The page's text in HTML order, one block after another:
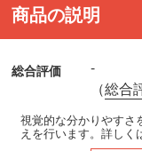
商品の説明
総合評価
-
（総合
視覚的な分かりやすさ
えを行います。詳しく